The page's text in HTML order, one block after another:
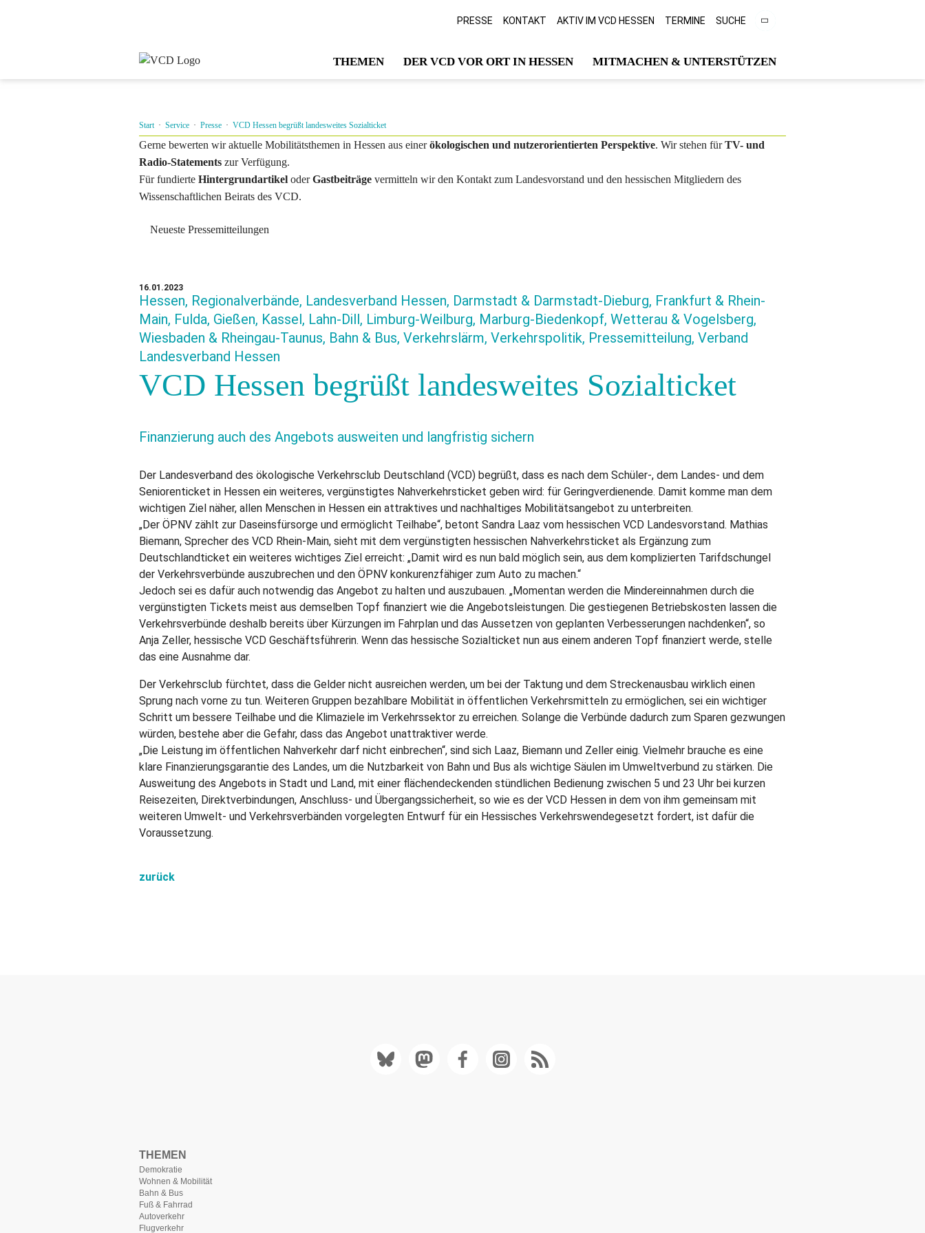
PRESSE KONTAKT AKTIV IM VCD HESSEN TERMINE SUCHE
THEMEN DER VCD VOR ORT IN HESSEN MITMACHEN & UNTERSTÜTZEN
Start· Service · Presse · VCD Hessen begrüßt landesweites Sozialticket
Gerne bewerten wir aktuelle Mobilitätsthemen in Hessen aus einerökologischen und nutzerorientierten Perspektive. Wir stehen fürTV- und
Radio-Statements zur Verfügung.
Für fundierte Hintergrundartikel oderGastbeiträge vermitteln wir den Kontakt zum Landesvorstand und den hessischen Mitgliedern des
Wissenschaftlichen Beirats des VCD.
Neueste Pressemitteilungen
16.01.2023
Hessen, Regionalverbände, Landesverband Hessen, Darmstadt & Darmstadt-Dieburg, Frankfurt & Rhein-
Main, Fulda, Gießen, Kassel, Lahn-Dill, Limburg-Weilburg, Marburg-Biedenkopf, Wetterau & Vogelsberg,
Wiesbaden & Rheingau-Taunus, Bahn & Bus, Verkehrslärm, Verkehrspolitik, Pressemitteilung, Verband
Landesverband Hessen
VCD Hessen begrüßt landesweites Sozialticket
Finanzierung auch des Angebots ausweiten und langfristig sichern
Der Landesverband des ökologische Verkehrsclub Deutschland (VCD) begrüßt, dass es nach dem Schüler-, dem Landes- und dem
Seniorenticket in Hessen ein weiteres, vergünstigtes Nahverkehrsticket geben wird: für Geringverdienende. Damit komme man dem
wichtigen Ziel näher, allen Menschen in Hessen ein attraktives und nachhaltiges Mobilitätsangebot zu unterbreiten.
„Der ÖPNV zählt zur Daseinsfürsorge und ermöglicht Teilhabe“, betont Sandra Laaz vom hessischen VCD Landesvorstand. Mathias
Biemann, Sprecher des VCD Rhein-Main, sieht mit dem vergünstigten hessischen Nahverkehrsticket als Ergänzung zum
Deutschlandticket ein weiteres wichtiges Ziel erreicht: „Damit wird es nun bald möglich sein, aus dem komplizierten Tarifdschungel
der Verkehrsverbünde auszubrechen und den ÖPNV konkurenzfähiger zum Auto zu machen.“
Jedoch sei es dafür auch notwendig das Angebot zu halten und auszubauen. „Momentan werden die Mindereinnahmen durch die
vergünstigten Tickets meist aus demselben Topf finanziert wie die Angebotsleistungen. Die gestiegenen Betriebskosten lassen die
Verkehrsverbünde deshalb bereits über Kürzungen im Fahrplan und das Aussetzen von geplanten Verbesserungen nachdenken“, so
Anja Zeller, hessische VCD Geschäftsführerin. Wenn das hessische Sozialticket nun aus einem anderen Topf finanziert werde, stelle
das eine Ausnahme dar.
Der Verkehrsclub fürchtet, dass die Gelder nicht ausreichen werden, um bei der Taktung und dem Streckenausbau wirklich einen
Sprung nach vorne zu tun. Weiteren Gruppen bezahlbare Mobilität in öffentlichen Verkehrsmitteln zu ermöglichen, sei ein wichtiger
Schritt um bessere Teilhabe und die Klimaziele im Verkehrssektor zu erreichen. Solange die Verbünde dadurch zum Sparen gezwungen
würden, bestehe aber die Gefahr, dass das Angebot unattraktiver werde.
„Die Leistung im öffentlichen Nahverkehr darf nicht einbrechen“, sind sich Laaz, Biemann und Zeller einig. Vielmehr brauche es eine
klare Finanzierungsgarantie des Landes, um die Nutzbarkeit von Bahn und Bus als wichtige Säulen im Umweltverbund zu stärken. Die
Ausweitung des Angebots in Stadt und Land, mit einer flächendeckenden stündlichen Bedienung zwischen 5 und 23 Uhr bei kurzen
Reisezeiten, Direktverbindungen, Anschluss- und Übergangssicherheit, so wie es der VCD Hessen in dem von ihm gemeinsam mit
weiteren Umwelt- und Verkehrsverbänden vorgelegten Entwurf für ein Hessisches Verkehrswendegesetzt fordert, ist dafür die
Voraussetzung.
zurück
THEMEN
Demokratie
Wohnen & Mobilität
Bahn & Bus
Fuß & Fahrrad
Autoverkehr
Flugverkehr